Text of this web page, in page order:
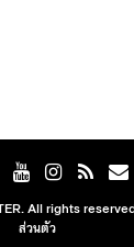
All rights
ส่วนตัว